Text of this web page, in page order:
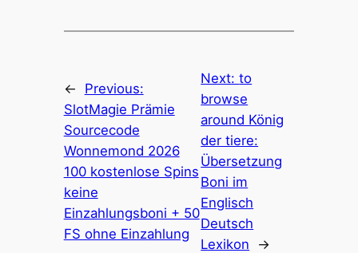
←
Previous:
SlotMagie Prämie
Sourcecode
Wonnemond 2026
100 kostenlose Spins
keine
Einzahlungsboni + 50
FS ohne Einzahlung
Next:to
browse
around König
der tiere:
Übersetzung
Boni im
Englisch
Deutsch
Lexikon
→